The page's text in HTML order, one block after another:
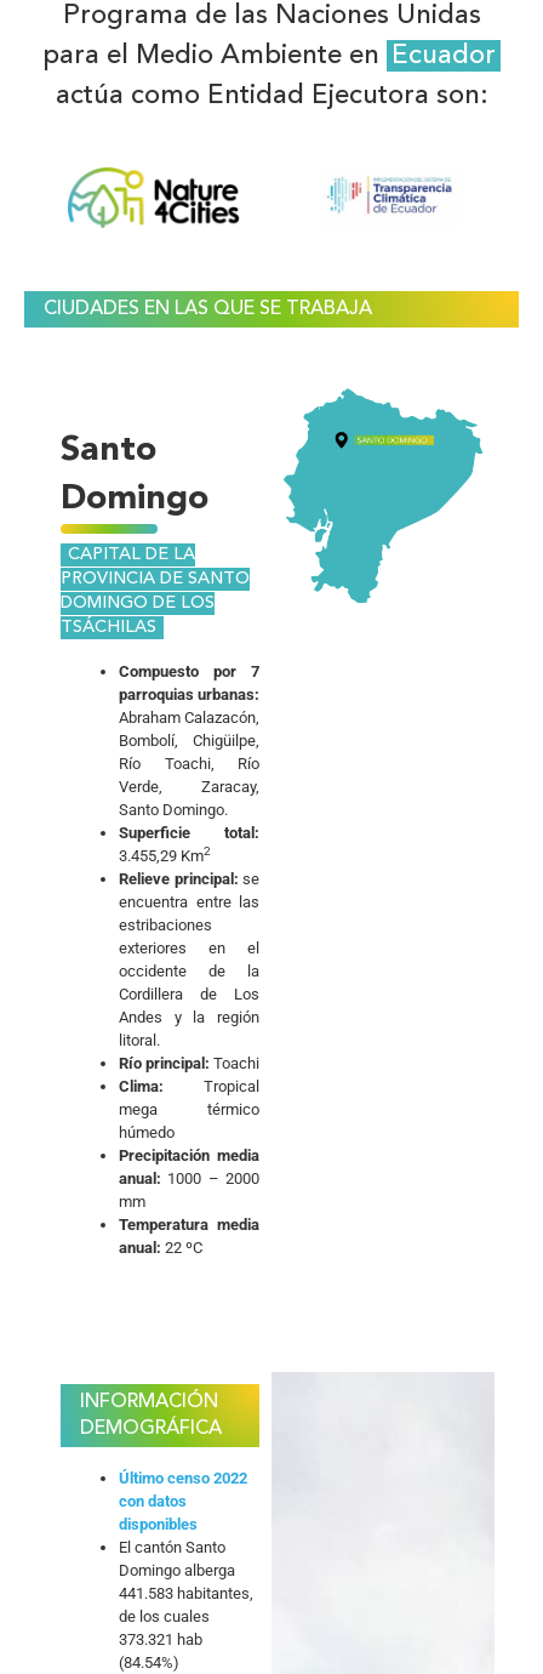
Programa de las Naciones Unidas
para el Medio Ambiente en
Ecuador
actúa como Entidad Ejecutora son:
CIUDADES EN LAS QUE SE TRABAJA
Santo
Domingo
CAPITAL DE LA
PROVINCIA DE SANTO
DOMINGO DE LOS
TSÁCHILAS
Compuesto por 7
parroquias urbanas:
Abraham Calazacón,
Bombolí, Chigüilpe,
Río Toachi, Río
Verde, Zaracay,
Santo Domingo.
Superficie total:
3.455,29 Km2
Relieve principal: se
encuentra entre las
estribaciones
exteriores en el
occidente de la
Cordillera de Los
Andes y la región
litoral.
Río principal: Toachi
Clima: Tropical
mega térmico
húmedo
Precipitación media
anual: 1000 – 2000
mm
Temperatura media
anual: 22 ºC
INFORMACIÓN
DEMOGRÁFICA
Último censo 2022
con datos
disponibles
El cantón Santo
Domingo alberga
441.583 habitantes,
de los cuales
373.321 hab
(84.54%)